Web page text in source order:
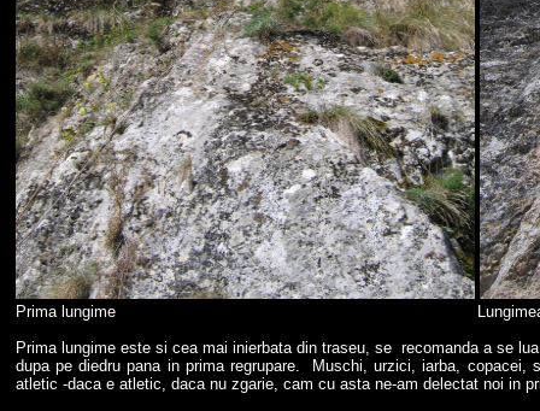
Prima lungime Lungimea
Prima lungime este si cea mai inierbata din traseu, se recomanda a se
dupa pe diedru pana in prima regrupare. Muschi, urzici, iarba, copacei,
atletic -daca e atletic, daca nu zgarie, cam cu asta ne-am delectat noi in